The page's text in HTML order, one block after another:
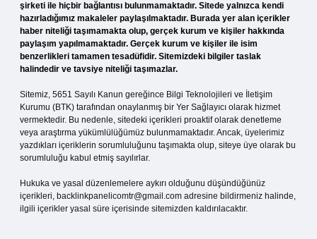
şirketi ile hiçbir bağlantısı bulunmamaktadır. Sitede yalnızca kendi
hazırladığımız makaleler paylaşılmaktadır. Burada yer alan içerikler
haber niteliği taşımamakta olup, gerçek kurum ve kişiler hakkında
paylaşım yapılmamaktadır. Gerçek kurum ve kişiler ile isim
benzerlikleri tamamen tesadüfidir. Sitemizdeki bilgiler taslak
halindedir ve tavsiye niteliği taşımazlar.
Sitemiz, 5651 Sayılı Kanun gereğince Bilgi Teknolojileri ve İletişim
Kurumu (BTK) tarafından onaylanmış bir Yer Sağlayıcı olarak hizmet
vermektedir. Bu nedenle, sitedeki içerikleri proaktif olarak denetleme
veya araştırma yükümlülüğümüz bulunmamaktadır. Ancak, üyelerimiz
yazdıkları içeriklerin sorumluluğunu taşımakta olup, siteye üye olarak bu
sorumluluğu kabul etmiş sayılırlar.
Hukuka ve yasal düzenlemelere aykırı olduğunu düşündüğünüz
içerikleri, backlinkpanelicomtr@gmail.com adresine bildirmeniz halinde,
ilgili içerikler yasal süre içerisinde sitemizden kaldırılacaktır.